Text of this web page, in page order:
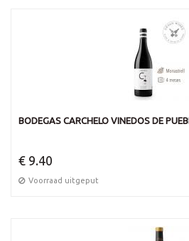
BODEGAS CARCHELO VINEDOS DE
€ 9.40
Voorraad uitgeput